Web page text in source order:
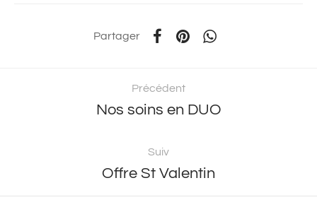
Partager
Précédent
Nos soins en DUO
Suiv
Offre St Valentin